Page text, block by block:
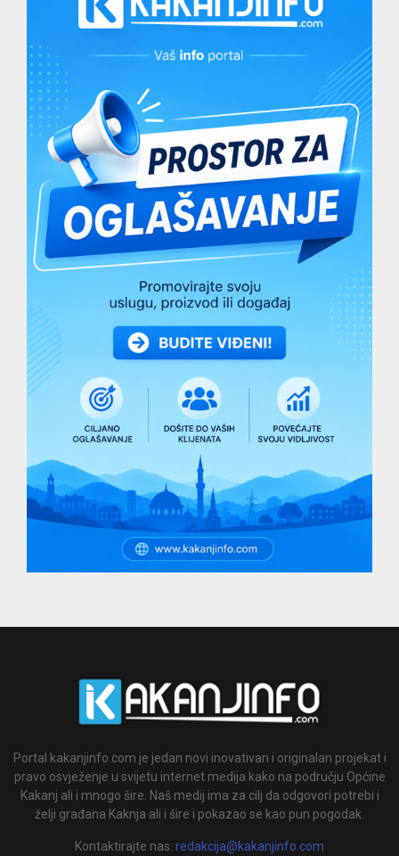
Portal kakanjinfo.com je jedan novi inovativan i originalan projekat i
pravo osvježenje u svijetu internet medija kako na području Općine
Kakanj ali i mnogo šire. Naš medij ima za cilj da odgovori potrebi i
želji građana Kaknja ali i šire i pokazao se kao pun pogodak.
Kontaktirajte nas: redakcija@kakanjinfo.com